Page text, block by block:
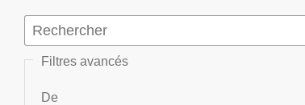
Filtres avancés
De